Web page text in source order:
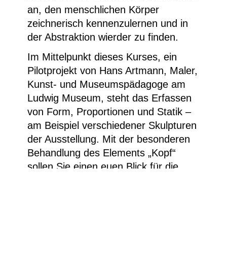
an, den menschlichen Körper
zeichnerisch kennenzulernen und in
der Abstraktion wierder zu finden.
Im Mittelpunkt dieses Kurses, ein
Pilotprojekt von Hans Artmann, Maler,
Kunst- und Museumspädagoge am
Ludwig Museum, steht das Erfassen
von Form, Proportionen und Statik –
am Beispiel verschiedener Skulpturen
der Ausstellung. Mit der besonderen
Behandlung des Elements „Kopf“
sollen Sie einen euen Blick für die